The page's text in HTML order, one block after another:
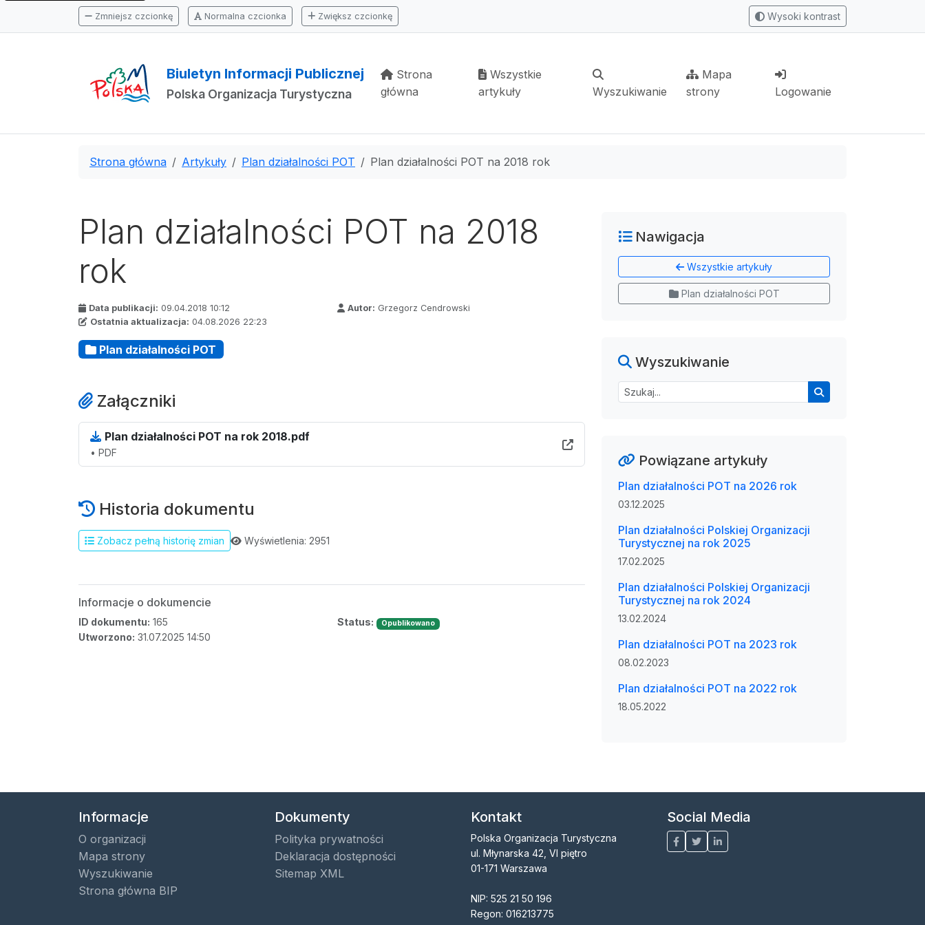
Zmniejsz czcionkę Normalna czcionka Zwiększ czcionkę Wysoki kontrast
Biuletyn Informacji Publicznej
Polska Organizacja Turystyczna
Strona
główna
Wszystkie
artykuły
Wyszukiwanie
Mapa
strony
Logowanie
Strona główna Artykuły Plan działalności POT Plan działalności POT na 2018 rok
Plan działalności POT na 2018
rok
Data publikacji: 09.04.2018 10:12
Ostatnia aktualizacja: 04.08.2026 22:23
Autor: Grzegorz Cendrowski
Plan działalności POT
Załączniki
Plan działalności POT na rok 2018.pdf
• PDF
Historia dokumentu
Zobacz pełną historię zmian Wyświetlenia: 2951
Informacje o dokumencie
ID dokumentu: 165
Utworzono: 31.07.2025 14:50
Status: Opublikowano
Nawigacja
Wszystkie artykuły
Plan działalności POT
Wyszukiwanie
Powiązane artykuły
Plan działalności POT na 2026 rok
03.12.2025
Plan działalności Polskiej Organizacji
Turystycznej na rok 2025
17.02.2025
Plan działalności Polskiej Organizacji
Turystycznej na rok 2024
13.02.2024
Plan działalności POT na 2023 rok
08.02.2023
Plan działalności POT na 2022 rok
18.05.2022
Informacje
O organizacji
Mapa strony
Wyszukiwanie
Strona główna BIP
Dokumenty
Polityka prywatności
Deklaracja dostępności
Sitemap XML
Kontakt
Polska Organizacja Turystyczna
ul. Młynarska 42, VI piętro
01-171 Warszawa
NIP: 525 21 50 196
Regon: 016213775
Social Media